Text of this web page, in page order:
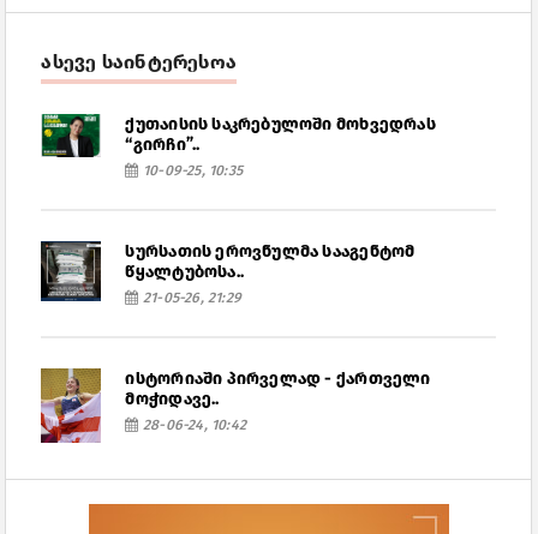
ასევე საინტერესოა
ქუთაისის საკრებულოში მოხვედრას
“გირჩი”..
10-09-25, 10:35
სურსათის ეროვნულმა სააგენტომ
წყალტუბოსა..
21-05-26, 21:29
ისტორიაში პირველად - ქართველი
მოჭიდავე..
28-06-24, 10:42